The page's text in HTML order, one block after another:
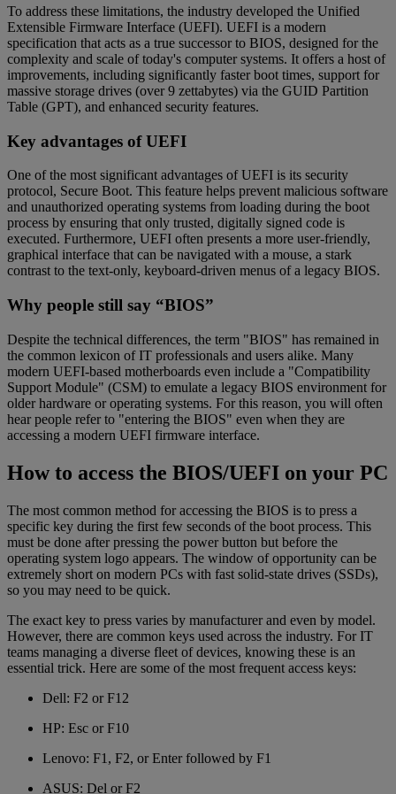
To address these limitations, the industry developed the Unified
Extensible Firmware Interface (UEFI). UEFI is a modern
specification that acts as a true successor to BIOS, designed for the
complexity and scale of today's computer systems. It offers a host of
improvements, including significantly faster boot times, support for
massive storage drives (over 9 zettabytes) via the GUID Partition
Table (GPT), and enhanced security features.
Key advantages of UEFI
One of the most significant advantages of UEFI is its security
protocol, Secure Boot. This feature helps prevent malicious software
and unauthorized operating systems from loading during the boot
process by ensuring that only trusted, digitally signed code is
executed. Furthermore, UEFI often presents a more user-friendly,
graphical interface that can be navigated with a mouse, a stark
contrast to the text-only, keyboard-driven menus of a legacy BIOS.
Why people still say “BIOS”
Despite the technical differences, the term "BIOS" has remained in
the common lexicon of IT professionals and users alike. Many
modern UEFI-based motherboards even include a "Compatibility
Support Module" (CSM) to emulate a legacy BIOS environment for
older hardware or operating systems. For this reason, you will often
hear people refer to "entering the BIOS" even when they are
accessing a modern UEFI firmware interface.
How to access the BIOS/UEFI on your PC
The most common method for accessing the BIOS is to press a
specific key during the first few seconds of the boot process. This
must be done after pressing the power button but before the
operating system logo appears. The window of opportunity can be
extremely short on modern PCs with fast solid-state drives (SSDs),
so you may need to be quick.
The exact key to press varies by manufacturer and even by model.
However, there are common keys used across the industry. For IT
teams managing a diverse fleet of devices, knowing these is an
essential trick. Here are some of the most frequent access keys:
Dell: F2 or F12
HP: Esc or F10
Lenovo: F1, F2, or Enter followed by F1
ASUS: Del or F2